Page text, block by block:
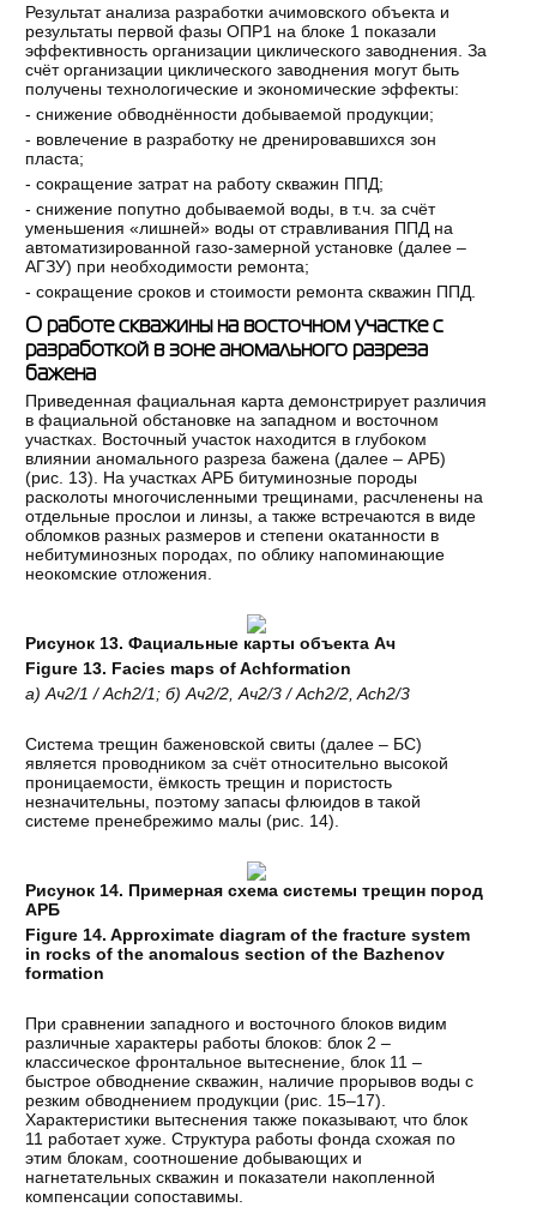
Результат анализа разработки ачимовского объекта и
результаты первой фазы ОПР1 на блоке 1 показали
эффективность организации циклического заводнения. За
счёт организации циклического заводнения могут быть
получены технологические и экономические эффекты:
- снижение обводнённости добываемой продукции;
- вовлечение в разработку не дренировавшихся зон
пласта;
- сокращение затрат на работу скважин ППД;
- снижение попутно добываемой воды, в т.ч. за счёт
уменьшения «лишней» воды от стравливания ППД на
автоматизированной газо-замерной установке (далее –
АГЗУ) при необходимости ремонта;
- сокращение сроков и стоимости ремонта скважин ППД.
О работе скважины на восточном участке с
разработкой в зоне аномального разреза
бажена
Приведенная фациальная карта демонстрирует различия
в фациальной обстановке на западном и восточном
участках. Восточный участок находится в глубоком
влиянии аномального разреза бажена (далее – АРБ)
(рис. 13). На участках АРБ битуминозные породы
расколоты многочисленными трещинами, расчленены на
отдельные прослои и линзы, а также встречаются в виде
обломков разных размеров и степени окатанности в
небитуминозных породах, по облику напоминающие
неокомские отложения.
Рисунок 13. Фациальные карты объекта Ач
Figure 13. Facies maps of Achformation
а)Ач2/1 / Ach2/1;б)Ач2/2,Ач2/3 / Ach2/2, Ach2/3
Система трещин баженовской свиты (далее – БС)
является проводником за счёт относительно высокой
проницаемости, ёмкость трещин и пористость
незначительны, поэтому запасы флюидов в такой
системе пренебрежимо малы (рис. 14).
Рисунок 14. Примерная схема системы трещин пород
АРБ
Figure 14. Approximate diagram of the fracture system
in rocks of the anomalous section of the Bazhenov
formation
При сравнении западного и восточного блоков видим
различные характеры работы блоков: блок 2 –
классическое фронтальное вытеснение, блок 11 –
быстрое обводнение скважин, наличие прорывов воды с
резким обводнением продукции (рис. 15–17).
Характеристики вытеснения также показывают, что блок
11 работает хуже. Структура работы фонда схожая по
этим блокам, соотношение добывающих и
нагнетательных скважин и показатели накопленной
компенсации сопоставимы.